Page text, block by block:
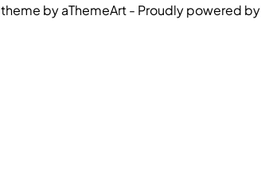
theme by aThemeArt - Proudly powered by